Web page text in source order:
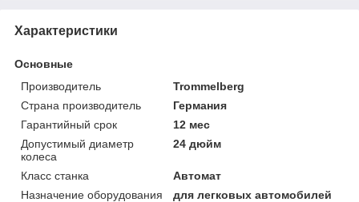
Характеристики
Основные
Производитель
Trommelberg
Страна производитель
Германия
Гарантийный срок
12 мес
Допустимый диаметр
колеса
24 дюйм
Класс станка
Автомат
Назначение оборудования
для легковых автомобилей